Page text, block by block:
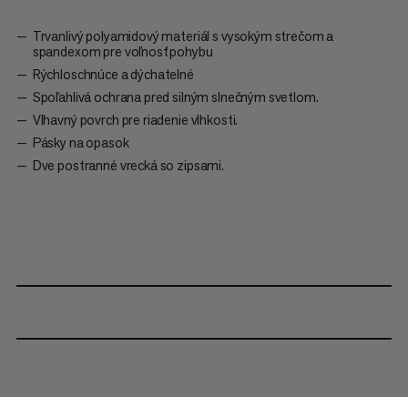
Trvanlivý polyamidový materiál s vysokým strečom a
spandexom pre voľnosť pohybu
Rýchloschnúce a dýchatelné
Spoľahlivá ochrana pred silným slnečným svetlom.
Vlhavný povrch pre riadenie vlhkosti.
Pásky na opasok
Dve postranné vrecká so zipsami.